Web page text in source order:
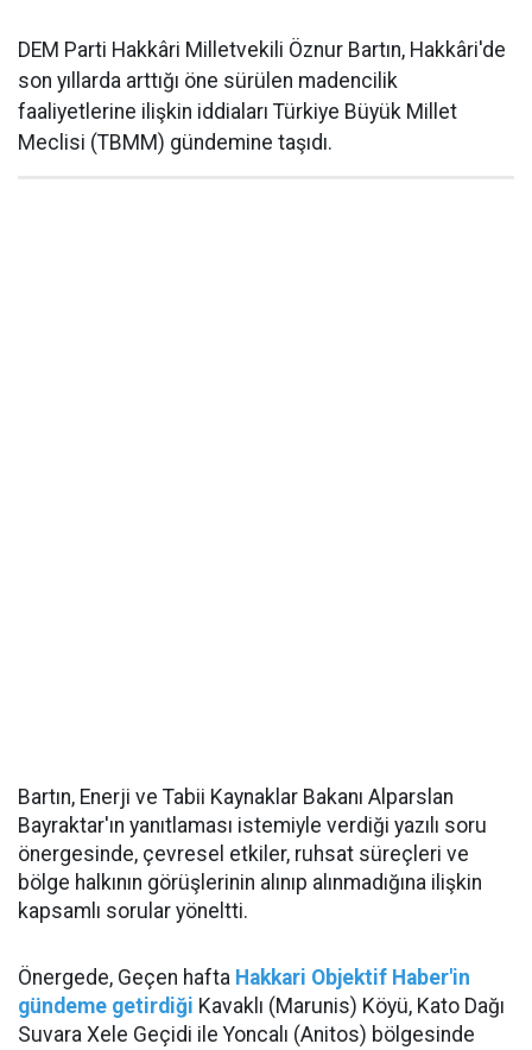
DEM Parti Hakkâri Milletvekili Öznur Bartın, Hakkâri'de
son yıllarda arttığı öne sürülen madencilik
faaliyetlerine ilişkin iddiaları Türkiye Büyük Millet
Meclisi (TBMM) gündemine taşıdı.
Bartın, Enerji ve Tabii Kaynaklar Bakanı Alparslan
Bayraktar'ın yanıtlaması istemiyle verdiği yazılı soru
önergesinde, çevresel etkiler, ruhsat süreçleri ve
bölge halkının görüşlerinin alınıp alınmadığına ilişkin
kapsamlı sorular yöneltti.
Önergede, Geçen hafta Hakkari Objektif Haber'in
gündeme getirdiği Kavaklı (Marunis) Köyü, Kato Dağı
Suvara Xele Geçidi ile Yoncalı (Anitos) bölgesinde